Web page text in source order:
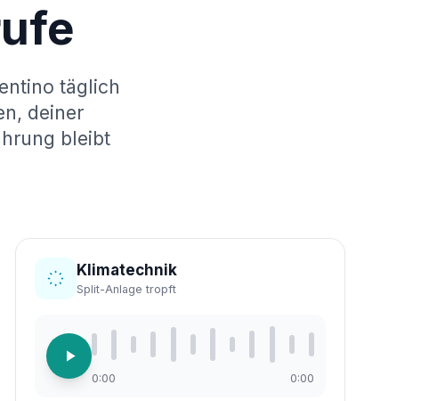
täglich
deiner
bleibt
Klimatechnik
Split-Anlage tropft
0:00 0:00